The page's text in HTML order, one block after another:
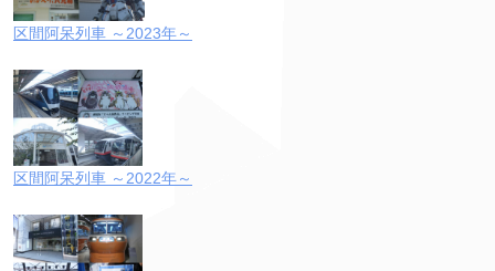
区間阿呆列車 ～2023年～
区間阿呆列車 ～2022年～